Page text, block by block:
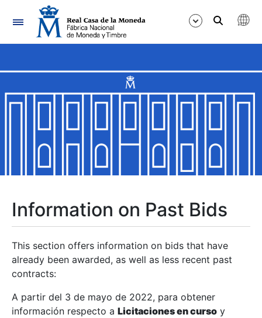
Navigation
Show/Hide
Show/Hide
Show/Hide
Show/Hide
Show/Hide
Information on Past Bids
This section offers information on bids that have
already been awarded, as well as less recent past
contracts:
A partir del 3 de mayo de 2022, para obtener
información respecto a Licitaciones en curso y